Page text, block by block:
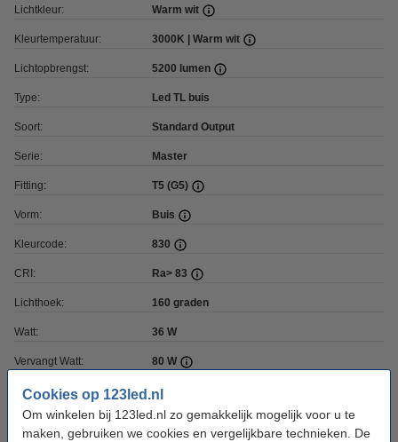
Cookies op 123led.nl
Om winkelen bij 123led.nl zo gemakkelijk mogelijk voor u te
maken, gebruiken we cookies en vergelijkbare technieken. De
Lichtkleur: Warm wit
Kleurtemperatuur: 3000K | Warm wit
Lichtopbrengst: 5200 lumen
Type: Led TL buis
Soort: Standard Output
Serie: Master
Fitting: T5 (G5)
Vorm: Buis
Kleurcode: 830
CRI: Ra> 83
Lichthoek: 160 graden
Watt: 36 W
Vervangt Watt: 80 W
Dimbaar: Nee
Ingangsfrequentie: 39000-60000 Hz